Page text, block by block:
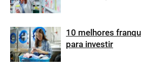
10 melhores
para investir